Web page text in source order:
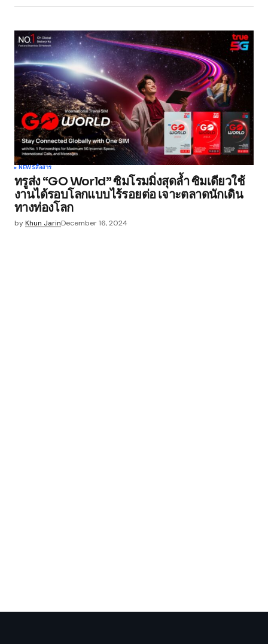
NEWSสื่อสาร
ทรูส่ง “GO World” ซิมโรมมิ่งสุดล้ำ ซิมเดียวใช้
งานได้รอบโลกแบบไร้รอยต่อ เจาะตลาดนักเดิน
ทางท่องโลก
byKhun JarinDecember 16, 2024